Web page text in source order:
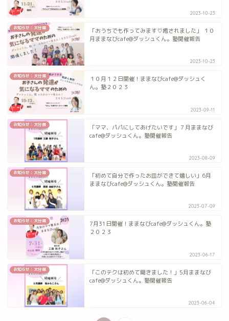
2023-10-23
お知らせ：大分県
「おうちでも作ってみます♡癒されました」 １０
月ままなびcafe@ダッシュくん。塾開催報告
2023-10-23
お知らせ：大分県
１０月１２日開催！ままなびcafe@ダッシュく
ん。塾２０２３
2023-09-11
お知らせ：大分県
「ママ、パパにしてあげたいです」７月ままなび
cafe@ダッシュくん。塾開催報告
2023-08-09
お知らせ：大分県
「初めて自分で作ったお皿ができて嬉しい」6月
ままなびcafe@ダッシュくん。塾開催報告
2023-07-09
お知らせ：大分県
7月31日開催！ままなびcafe@ダッシュくん。塾
２０２３
2023-06-17
お知らせ：大分県
「このテクは初めて聞きました！」5月ままなび
cafe@ダッシュくん。塾開催報告
2023-06-04